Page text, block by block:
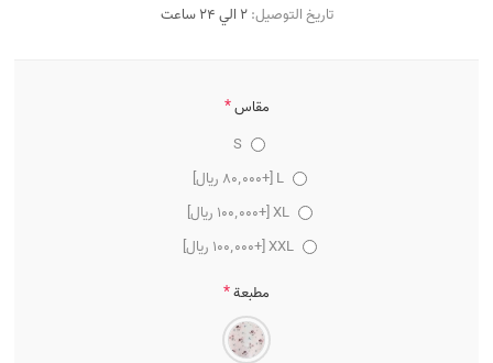
تاريخ التوصيل: 2 الي 24 ساعت
مقاس*
S
L [+80٬000 ریال]
XL [+100٬000 ریال]
XXL [+100٬000 ریال]
مطبعة*